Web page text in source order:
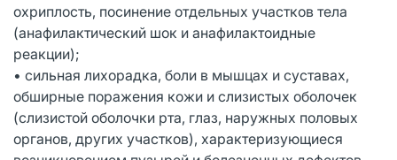
охриплость, посинение отдельных участков тела
(анафилактический шок и анафилактоидные
реакции);
• сильная лихорадка, боли в мышцах и суставах,
обширные поражения кожи и слизистых оболочек
(слизистой оболочки рта, глаз, наружных половых
органов, других участков), характеризующиеся